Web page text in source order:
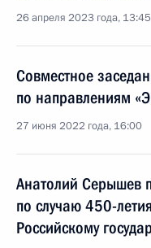
26 апреля 2023 года, 13:45
Cовместное
по направлениям
27 июня 2022 года, 16:00
Анатолий Серышев
по случаю 450-
Российскому